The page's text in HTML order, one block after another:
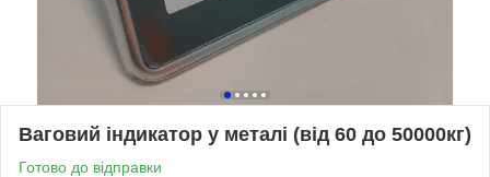
Ваговий індикатор у металі (від 60 до 50000кг)
Готово до відправки